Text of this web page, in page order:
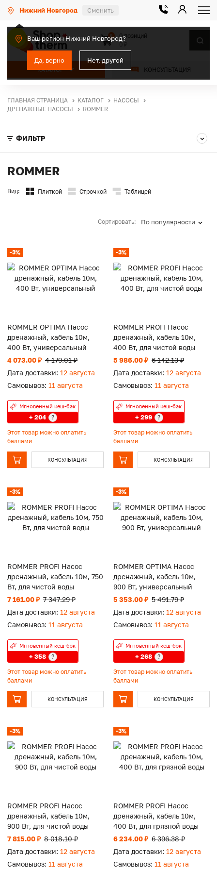
Нижний Новгород Сменить
Ваш регион Нижний Новгород?
Да, верно Нет, другой
КАТАЛОГ КОНСУЛЬТАЦИЯ
0
0 позиций
ГЛАВНАЯ СТРАНИЦА КАТАЛОГ
НАСОСЫ
ДРЕНАЖНЫЕ НАСОСЫ
ROMMER
ФИЛЬТР
ROMMER
Вид: Плиткой Строчкой Таблицей
Сортировать: По популярности
-3%
ROMMER OPTIMA Насос
дренажный, кабель 10м,
400 Вт, универсальный
4 073.00 ₽ 4 179.01 ₽
Дата доставки: 12 августа
Самовывоз: 11 августа
Мгновенный кеш-бэк
+ 204 ?
Этот товар можно оплатить
баллами
КОНСУЛЬТАЦИЯ
-3%
ROMMER PROFI Насос
дренажный, кабель 10м,
400 Вт, для чистой воды
5 986.00 ₽ 6 142.13 ₽
Дата доставки: 12 августа
Самовывоз: 11 августа
Мгновенный кеш-бэк
+ 299 ?
Этот товар можно оплатить
баллами
КОНСУЛЬТАЦИЯ
-3%
ROMMER PROFI Насос
дренажный, кабель 10м, 750
Вт, для чистой воды
7 161.00 ₽ 7 347.29 ₽
Дата доставки: 12 августа
Самовывоз: 11 августа
Мгновенный кеш-бэк
+ 358 ?
Этот товар можно оплатить
баллами
КОНСУЛЬТАЦИЯ
-3%
ROMMER OPTIMA Насос
дренажный, кабель 10м,
900 Вт, универсальный
5 353.00 ₽ 5 491.79 ₽
Дата доставки: 12 августа
Самовывоз: 11 августа
Мгновенный кеш-бэк
+ 268 ?
Этот товар можно оплатить
баллами
КОНСУЛЬТАЦИЯ
-3%
ROMMER PROFI Насос
дренажный, кабель 10м,
900 Вт, для чистой воды
7 815.00 ₽ 8 018.10 ₽
Дата доставки: 12 августа
Самовывоз: 11 августа
-3%
ROMMER PROFI Насос
дренажный, кабель 10м,
400 Вт, для грязной воды
6 234.00 ₽ 6 396.38 ₽
Дата доставки: 12 августа
Самовывоз: 11 августа